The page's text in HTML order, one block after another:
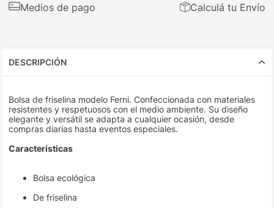
Medios de pago Calculá tu Envío
DESCRIPCIÓN
Bolsa de friselina modelo Ferni. Confeccionada con materiales
resistentes y respetuosos con el medio ambiente. Su diseño
elegante y versátil se adapta a cualquier ocasión, desde
compras diarias hasta eventos especiales.
Características
Bolsa ecológica
De friselina